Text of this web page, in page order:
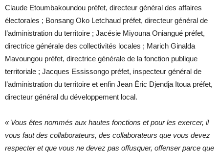
Claude Etoumbakoundou préfet, directeur général des affaires
électorales ; Bonsang Oko Letchaud préfet, directeur général de
l’administration du territoire ; Jacésie Miyouna Oniangué préfet,
directrice générale des collectivités locales ; Marich Ginalda
Mavoungou préfet, directrice générale de la fonction publique
territoriale ; Jacques Essissongo préfet, inspecteur général de
l’administration du territoire et enfin Jean Éric Djendja Itoua préfet,
directeur général du développement local.
« Vous êtes nommés aux hautes fonctions et pour les exercer, il
vous faut des collaborateurs, des collaborateurs que vous devez
respecter et que vous ne devez pas offusquer, offenser parce que